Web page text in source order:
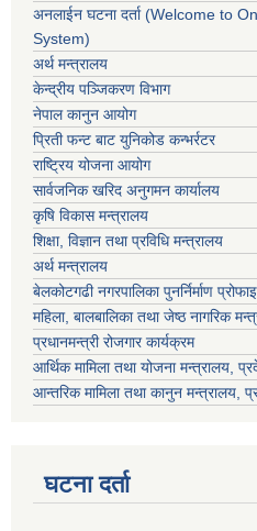
अनलाईन घटना दर्ता (Welcome to
System)
अर्थ मन्त्रालय
केन्द्रीय पञ्जिकरण विभाग
नेपाल कानुन आयोग
प्रिती फन्ट बाट युनिकोड कन्भर्रटर
राष्ट्रिय योजना आयोग
सार्वजनिक खरिद अनुगमन कार्यालय
कृषि विकास मन्त्रालय
शिक्षा, विज्ञान तथा प्रविधि मन्त्रालय
अर्थ मन्त्रालय
बेलकोटगढी नगरपालिका पुनर्निर्माण
महिला, बालबालिका तथा जेष्ठ नागरिक
प्रधानमन्त्री रोजगार कार्यक्रम
आर्थिक मामिला तथा योजना मन्त्रालय,
आन्तरिक मामिला तथा कानुन मन्त्रालय,
घटना दर्ता